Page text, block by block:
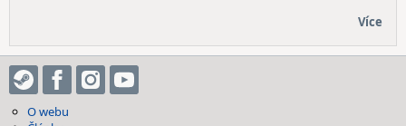
Více
O webu